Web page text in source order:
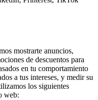
mostrarte anuncios,
de descuentos para
en tu comportamiento
a tus intereses, y medir su
los siguientes
web: